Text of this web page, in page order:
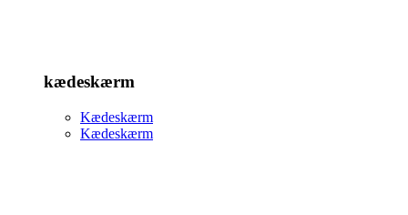
kædeskærm
Kædeskærm
Kædeskærm